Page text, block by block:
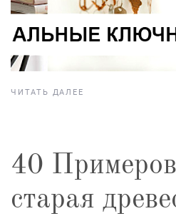
ЧИТАТЬ ДАЛЕЕ
40
старая